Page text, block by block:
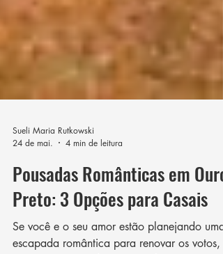
Sueli Maria Rutkowski
24 de mai.
4 min de leitura
Pousadas Românticas em Ouro
Preto: 3 Opções para Casais